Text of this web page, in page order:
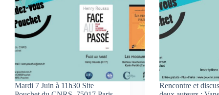
Mardi 7 Juin à 11h30 Site
Rencontre et